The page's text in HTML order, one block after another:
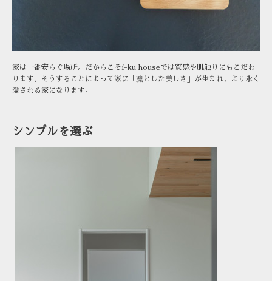
家は一番安らぐ場所。だからこそi-ku houseでは質感や肌触りにもこだわ
ります。そうすることによって家に「凛とした美しさ」が生まれ、より永く
愛される家になります。
シンプルを選ぶ